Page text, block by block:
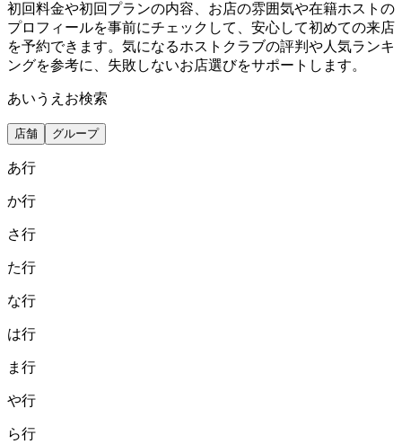
初回料金や初回プランの内容、お店の雰囲気や在籍ホストの
プロフィールを事前にチェックして、安心して初めての来店
を予約できます。気になるホストクラブの評判や人気ランキ
ングを参考に、失敗しないお店選びをサポートします。
あいうえお検索
店舗 グループ
あ行
か行
さ行
た行
な行
は行
ま 行
や行
ら行